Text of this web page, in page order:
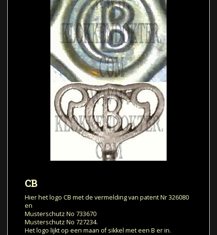
CB
Hier het logo CB met de vermelding van patent Nr 326080
en
Musterschutz No 733670
Musterschutz No 727234.
Het logo lijkt op een maan of sikkel met een B er in.